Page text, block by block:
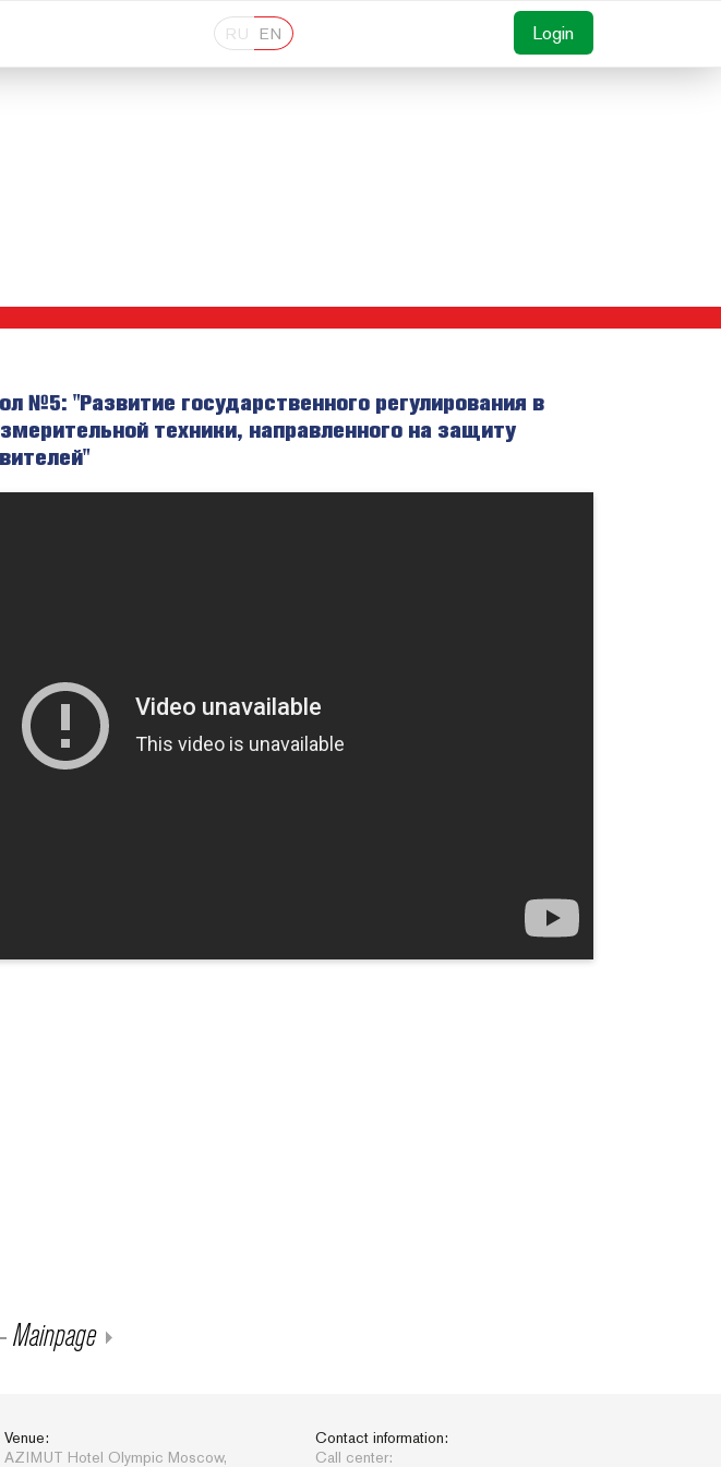
RU EN Login
№5: "Развитие государственного регулирования в
техники, направленного на защиту
Mainpage
Venue:
AZIMUT Hotel Olympic Moscow,
Contact information:
Call center: